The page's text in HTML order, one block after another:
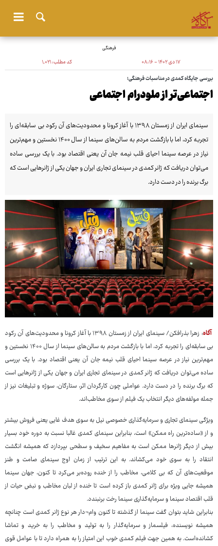
فرهنگی
۱۷ دی ۱۴۰۲ - ۰۸:۱۶ کد مطلب:۱٬۰۲۱
بررسی جایگاه کمدی در مناسبات فرهنگی؛
اجتماعی‌تر از ملودرام اجتماعی
سینمای ایران از زمستان ۱۳۹۸ با آغاز کرونا و محدودیت‌های آن رکود بی سابقه‌ای را
تجربه کرد، اما با بازگشت مردم به سالن‌های سینما از سال ۱۴۰۰ نخستین و مهم‌ترین
نیاز در عرصه سینما احیای قلب نیمه جان آن یعنی اقتصاد بود. با یک بررسی ساده
می‌توان دریافت که ژانر کمدی در سینمای تجاری ایران و جهان یکی از ژانرهایی است که
برگ برنده را در دست دارد.
آگاه
: زهرا بذرافکن/ سینمای ایران از زمستان ۱۳۹۸ با آغاز کرونا و محدودیت‌های آن رکود
بی سابقه‌ای را تجربه کرد، اما با بازگشت مردم به سالن‌های سینما از سال ۱۴۰۰ نخستین و
مهم‌ترین نیاز در عرصه سینما احیای قلب نیمه جان آن یعنی اقتصاد بود. با یک بررسی
ساده می‌توان دریافت که ژانر کمدی در سینمای تجاری ایران و جهان یکی از ژانرهایی است
که برگ برنده را در دست دارد. عواملی چون کارگردان اثر، ستارگان، سوژه و تبلیغات نیز از
جمله مولفه‌های دیگر انتخاب یک فیلم از سوی مخاطب‌اند.
ویژگی سینمای تجاری و سرمایه‌گذاری خصوصی نیل به سوی هدف غایی یعنی فروش بیشتر
و از «ساده‌ترین راه ممکن» است، بنابراین سینمای کمدی غالبا نسبت به دوره خود بسیار
بیش از دیگر ژانرها ممکن است به مفاهیم سخیف و سطحی بپردازد که همیشه انگشت
انتقاد را به سوی خود می‌کشاند. به این ترتیب از زمان اوج سینمای صامت و طنز
موقعیت‌های آن که بی کلامی، مخاطب را از خنده روده‌بر می‌کرد تا کنون، جهان سینما
همیشه جایی ویژه برای ژانر کمدی باز کرده است تا خنده از لبان مخاطب و نبض حیات از
قلب اقتصاد سینما و سرمایه‌گذاری سینما رخت برنبندد.
بنابراین شاید بتوان گفت سینما از گذشته تا کنون وام¬دار هر نوع ژانر کمدی است چنانچه
همیشه نویسنده، فیلسماز و سرمایه‌گذار را به تولید و مخاطب را به خرید و تماشا
کشانده‌است. به همین جهت فیلم کمدی خوب این امتیاز را به همراه دارد تا با عوامل قوی